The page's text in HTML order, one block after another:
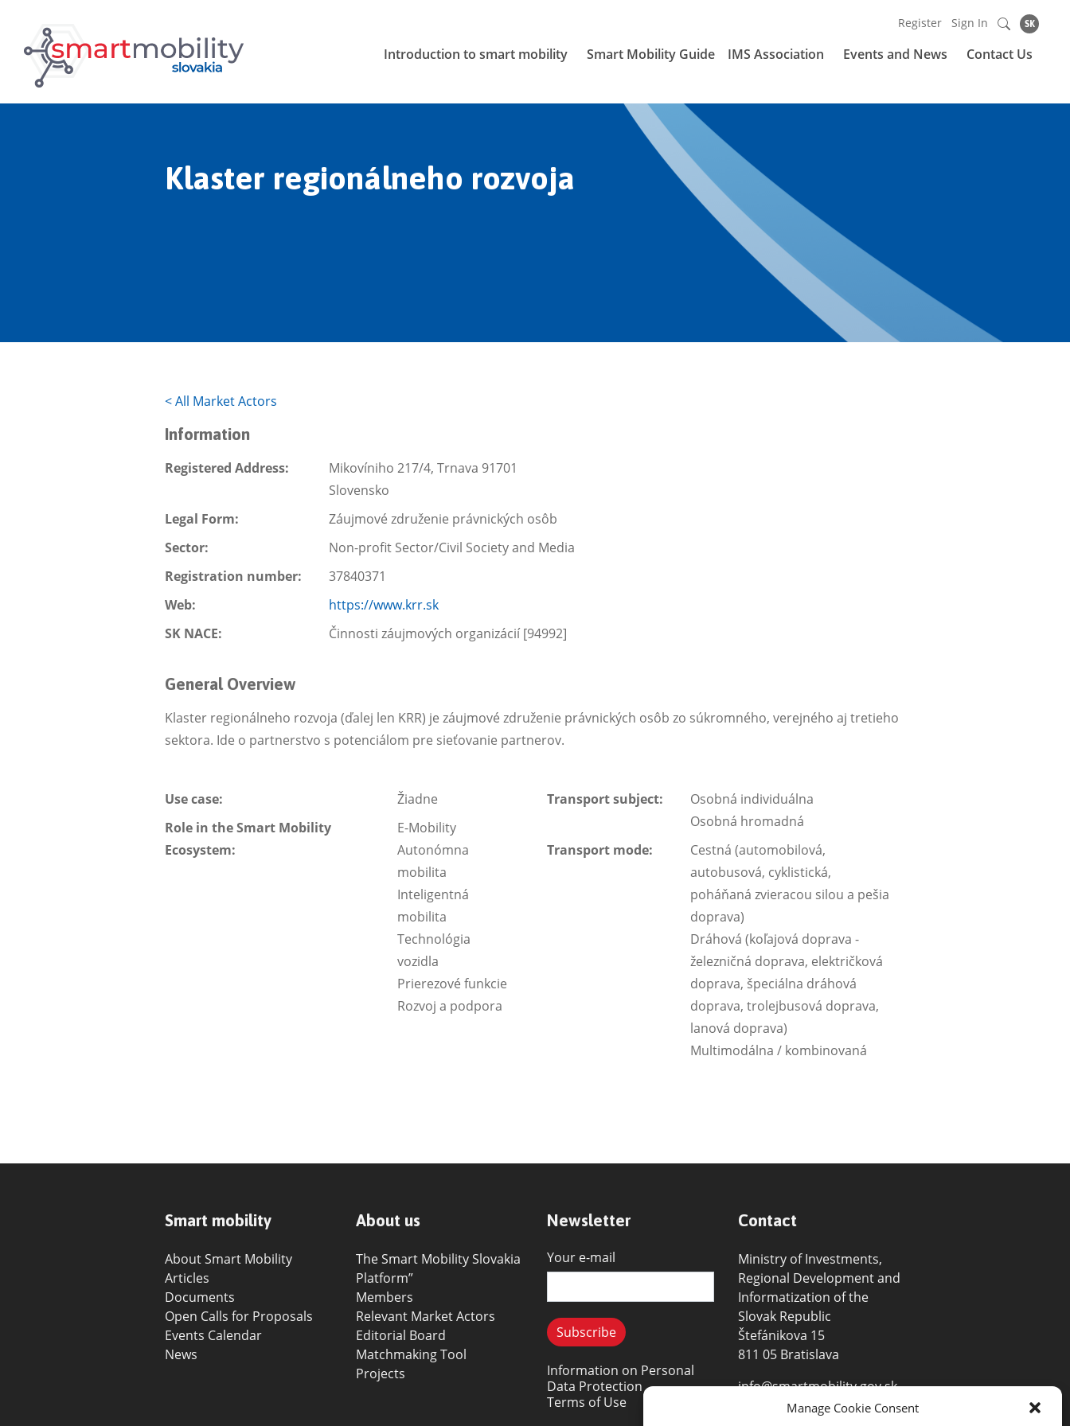
Manage Cookie Consent
Introduction to smart mobility Smart Mobility Guide IMS Association Events and News Contact Us
Register Sign In SK
Klaster regionálneho rozvoja
<All Market Actors
Information
Registered Address:
Mikovíniho 217/4, Trnava 91701
Slovensko
Legal Form:
Záujmové združenie právnických osôb
Sector:
Non-profit Sector/Civil Society and Media
Registration number:
37840371
Web:
https://www.krr.sk
SK NACE:
Činnosti záujmových organizácií [94992]
General Overview
Klaster regionálneho rozvoja (ďalej len KRR) je záujmové združenie právnických osôb zo súkromného, verejného aj tretieho
sektora. Ide o partnerstvo s potenciálom pre sieťovanie partnerov.
Use case:
Žiadne
Role in the Smart Mobility
Ecosystem:
E-Mobility
Autonómna
mobilita
Inteligentná
mobilita
Technológia
vozidla
Prierezové funkcie
Rozvoj a podpora
Transport subject:
Osobná individuálna
Osobná hromadná
Transport mode:
Cestná (automobilová,
autobusová, cyklistická,
poháňaná zvieracou silou a pešia
doprava)
Dráhová (koľajová doprava -
železničná doprava, električková
doprava, špeciálna dráhová
doprava, trolejbusová doprava,
lanová doprava)
Multimodálna / kombinovaná
Smart mobility
About Smart Mobility
Articles
Documents
Open Calls for Proposals
Events Calendar
News
About us
The Smart Mobility Slovakia
Platform”
Members
Relevant Market Actors
Editorial Board
Matchmaking Tool
Projects
Newsletter
Your e-mail
Information on Personal
Data Protection
Terms of Use
Contact
Ministry of Investments,
Regional Development and
Informatization of the
Slovak Republic
Štefánikova 15
811 05 Bratislava
info@smartmobility.gov.sk
+421 2 2092 8311